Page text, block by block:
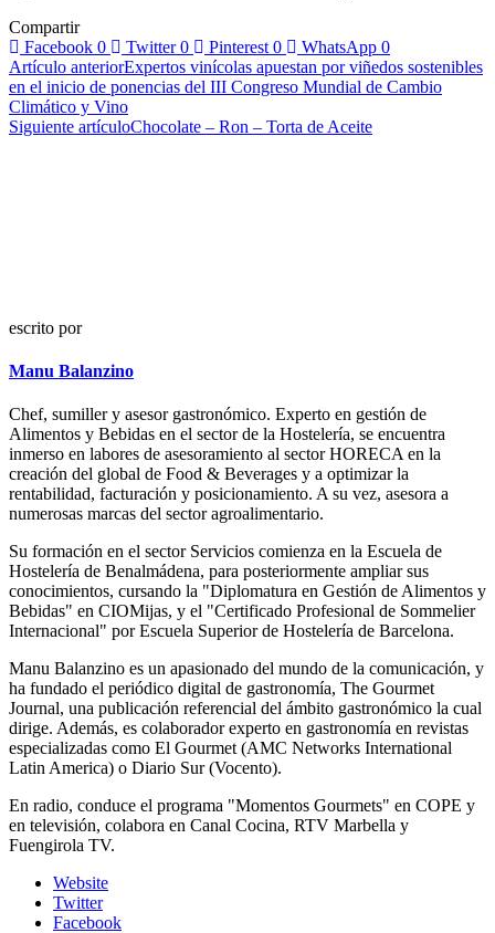
Compartir
Facebook 0 Twitter 0 Pinterest 0 WhatsApp 0
Navegación
de
entradas
Artículo anteriorExpertos vinícolas apuestan por viñedos sostenibles
en el inicio de ponencias del III Congreso Mundial de Cambio
Climático y Vino
Siguiente artículoChocolate – Ron – Torta de Aceite
escrito por
Manu Balanzino
Chef, sumiller y asesor gastronómico. Experto en gestión de
Alimentos y Bebidas en el sector de la Hostelería, se encuentra
inmerso en labores de asesoramiento al sector HORECA en la
creación del global de Food & Beverages y a optimizar la
rentabilidad, facturación y posicionamiento. A su vez, asesora a
numerosas marcas del sector agroalimentario.
Su formación en el sector Servicios comienza en la Escuela de
Hostelería de Benalmádena, para posteriormente ampliar sus
conocimientos, cursando la "Diplomatura en Gestión de Alimentos y
Bebidas" en CIOMijas, y el "Certificado Profesional de Sommelier
Internacional" por Escuela Superior de Hostelería de Barcelona.
Manu Balanzino es un apasionado del mundo de la comunicación, y
ha fundado el periódico digital de gastronomía, The Gourmet
Journal, una publicación referencial del ámbito gastronómico la cual
dirige. Además, es colaborador experto en gastronomía en revistas
especializadas como El Gourmet (AMC Networks International
Latin America) o Diario Sur (Vocento).
En radio, conduce el programa "Momentos Gourmets" en COPE y
en televisión, colabora en Canal Cocina, RTV Marbella y
Fuengirola TV.
Website
Twitter
Facebook